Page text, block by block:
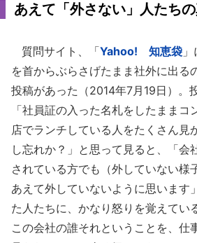
あえて「外さない」人たち
質問サイト、「Yahoo! 知恵袋
を首からぶらさげたまま社外に出る
投稿があった（2014年7月19日）。
「社員証の入った名札をしたままコ
店でランチしている人をたくさん見
し忘れか？」と思って見ると、「会
されている方でも（外していない様
あえて外していないように思います
た人たちに、かなり怒りを覚えてい
この会社の誰それということを、仕